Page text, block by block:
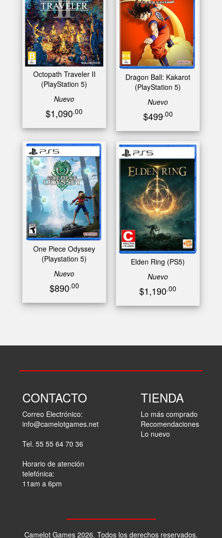
Octopath Traveler II
(PlayStation 5)
Nuevo
$1,090.00
Dragon Ball: Kakarot
(PlayStation 5)
Nuevo
$499.00
One Piece Odyssey
(Playstation 5)
Nuevo
$890.00
Elden Ring (PS5)
Nuevo
$1,190.00
CONTACTO
Correo Electrónico:
info@camelotgames.net
Tel. 55 55 64 70 36
Horario de atención
telefónica:
11am a 6pm
TIENDA
Lo más comprado
Recomendaciones
Lo nuevo
Camelot Games 2026. Todos los derechos reservados.